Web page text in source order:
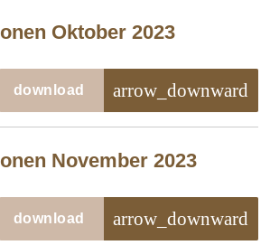
Oktober 2023
download
arrow_downward
November 2023
download
arrow_downward